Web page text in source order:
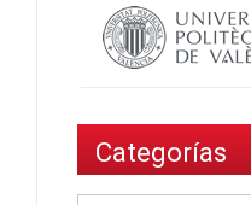
Categorías